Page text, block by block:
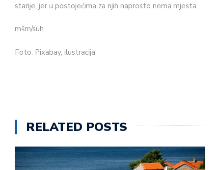
starije, jer u postojećima za njih naprosto nema mjesta.
mšm/suh
Foto: Pixabay, ilustracija
RELATED POSTS